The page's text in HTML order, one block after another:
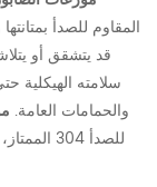
المقاوم للصدأ
قد يتشقق أو
سلامته الهيكلية
والحمامات العامة.
للصدأ